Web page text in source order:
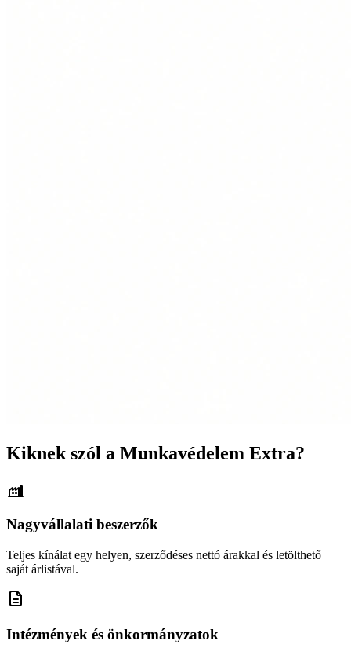
Kiknek szól a Munkavédelem Extra?
Nagyvállalati beszerzők
Teljes kínálat egy helyen, szerződéses nettó árakkal és letölthető
saját árlistával.
Intézmények és önkormányzatok